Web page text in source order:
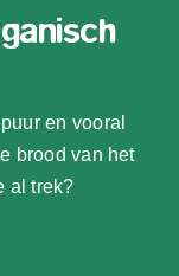
en vooral
brood van het
al trek?